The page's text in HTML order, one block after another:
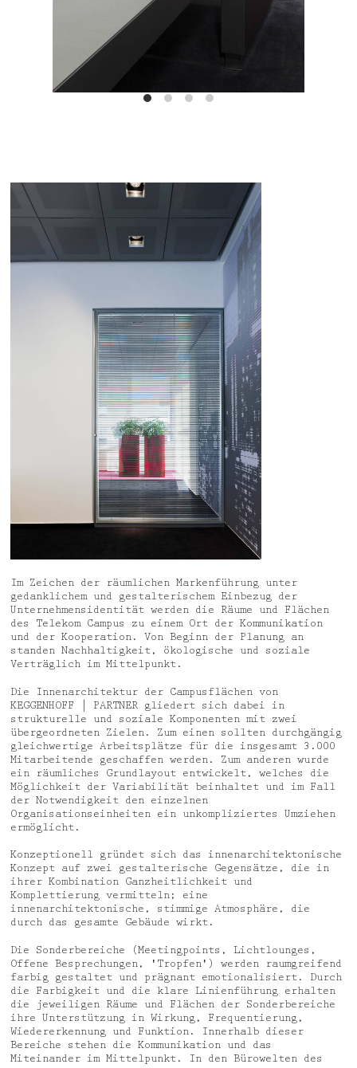
Im Zeichen der räumlichen Markenführung unter
gedanklichem und gestalterischem Einbezug der
Unternehmensidentität werden die Räume und Flächen
des Telekom Campus zu einem Ort der Kommunikation
und der Kooperation. Von Beginn der Planung an
standen Nachhaltigkeit, ökologische und soziale
Verträglich im Mittelpunkt.
Die Innenarchitektur der Campusflächen von
KEGGENHOFF | PARTNER gliedert sich dabei in
strukturelle und soziale Komponenten mit zwei
übergeordneten Zielen. Zum einen sollten durchgängig
gleichwertige Arbeitsplätze für die insgesamt 3.000
Mitarbeitende geschaffen werden. Zum anderen wurde
ein räumliches Grundlayout entwickelt, welches die
Möglichkeit der Variabilität beinhaltet und im Fall
der Notwendigkeit den einzelnen
Organisationseinheiten ein unkompliziertes Umziehen
ermöglicht.
Konzeptionell gründet sich das innenarchitektonische
Konzept auf zwei gestalterische Gegensätze, die in
ihrer Kombination Ganzheitlichkeit und
Komplettierung vermitteln; eine
innenarchitektonische, stimmige Atmosphäre, die
durch das gesamte Gebäude wirkt.
Die Sonderbereiche (Meetingpoints, Lichtlounges,
Offene Besprechungen, 'Tropfen') werden raumgreifend
farbig gestaltet und prägnant emotionalisiert. Durch
die Farbigkeit und die klare Linienführung erhalten
die jeweiligen Räume und Flächen der Sonderbereiche
ihre Unterstützung in Wirkung, Frequentierung,
Wiedererkennung und Funktion. Innerhalb dieser
Bereiche stehen die Kommunikation und das
Miteinander im Mittelpunkt. In den Bürowelten des